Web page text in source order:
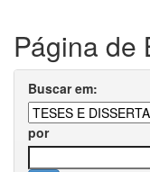
Página de
Buscar em:
por